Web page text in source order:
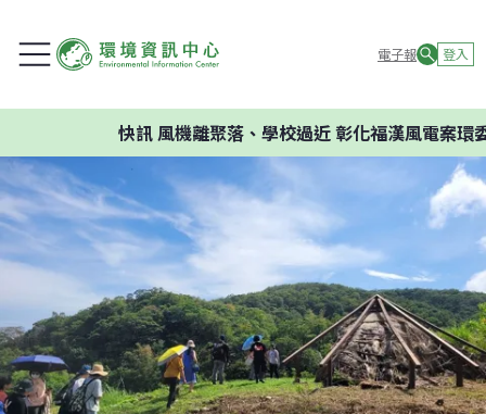
電子報 登入
風機離聚落、學校過近 彰化福漢風電案環委建議不